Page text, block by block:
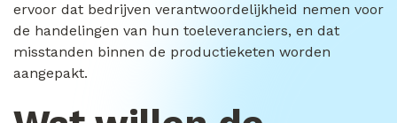
ervoor dat bedrijven verantwoordelijkheid nemen voor
de handelingen van hun toeleveranciers, en dat
misstanden binnen de productieketen worden
aangepakt.